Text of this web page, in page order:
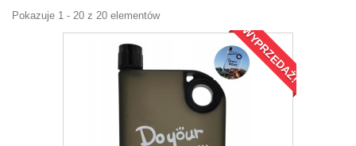
Pokazuje 1 - 20 z 20 elementów
WYPRZEDAŻ!